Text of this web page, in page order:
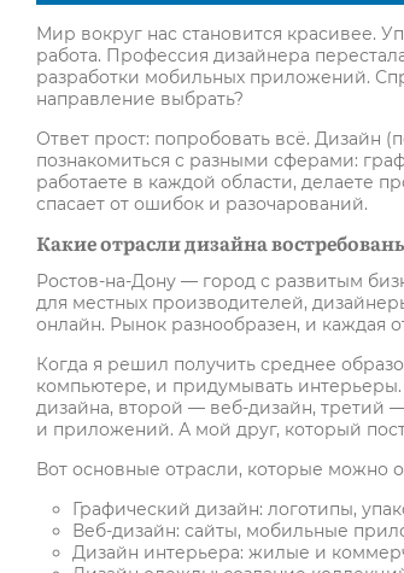
Мир вокруг нас становится красивее.
работа. Профессия дизайнера
разработки мобильных приложений.
направление выбрать?
Ответ прост: попробовать всё. Дизайн
познакомиться с разными сферами:
работаете в каждой области, делаете
спасает от ошибок и разочарований.
Какие отрасли дизайна
Ростов-на-Дону — город с развитым
для местных производителей,
онлайн. Рынок разнообразен, и каждая
Когда я решил получить среднее
компьютере, и придумывать
дизайна, второй — веб-дизайн, третий
и приложений. А мой друг, который
Вот основные отрасли, которые можно
Графический дизайн: логотипы,
Веб-дизайн: сайты, мобильные
Дизайн интерьера: жилые и